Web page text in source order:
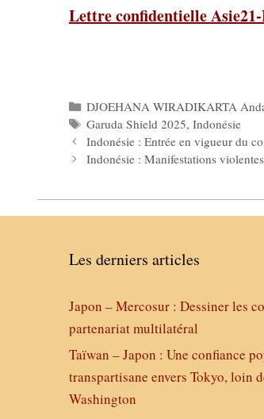
Lettre confidentielle
Catégories
DJOEHANA WIRADIKARTA
Étiquettes
Garuda Shield 2025,Indonésie
Indonésie : Entrée en vigueur du
Indonésie : Manifestations
Les derniers articles
Japon – Mercosur : Dessiner les
partenariat multilatéral
Taïwan – Japon : Une confiance
transpartisane envers Tokyo, loin
Washington